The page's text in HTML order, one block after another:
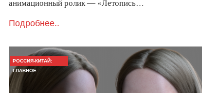
анимационный ролик — «Летопись…
Подробнее..
РОССИЯ-КИТАЙ:
ГЛАВНОЕ